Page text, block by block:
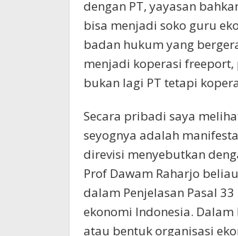
dengan PT, yayasan
bisa menjadi soko guru
badan hukum yang
menjadi koperasi
bukan lagi PT tetapi
Secara pribadi saya
seyognya adalah
direvisi menyebutkan
Prof Dawam Raharjo
dalam Penjelasan Pasal
ekonomi Indonesia.
atau bentuk organisasi